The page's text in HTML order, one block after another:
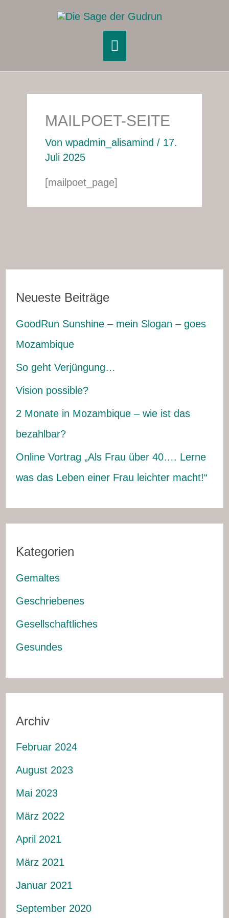
Hauptmenü
MAILPOET-SEITE
Von wpadmin_alisamind / 17.
Juli 2025
[mailpoet_page]
Neueste Beiträge
GoodRun Sunshine – mein Slogan – goes
Mozambique
So geht Verjüngung…
Vision possible?
2 Monate in Mozambique – wie ist das
bezahlbar?
Online Vortrag „Als Frau über 40…. Lerne
was das Leben einer Frau leichter macht!“
Kategorien
Gemaltes
Geschriebenes
Gesellschaftliches
Gesundes
Archiv
Februar 2024
August 2023
Mai 2023
März 2022
April 2021
März 2021
Januar 2021
September 2020